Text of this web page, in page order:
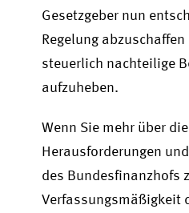
Gesetzgeber nun
Regelung
steuerlich nachteilige
aufzuheben.
Wenn Sie mehr über
Herausforderungen
des Bundesfinanzhofs
Verfassungsmäßigkeit